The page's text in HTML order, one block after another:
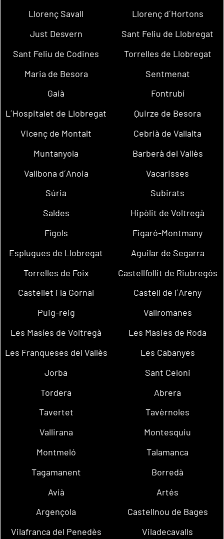
Llorenç Savall
Llorenç d´Hortons
Just Desvern
Sant Feliu de Llobregat
Sant Feliu de Codines
Torrelles de Llobregat
Maria de Besora
Sentmenat
Gaià
Fontrubí
L´Hospitalet de Llobregat
Quirze de Besora
Vicenç de Montalt
Cebrià de Vallalta
Muntanyola
Barberà del Vallès
Vallbona d´Anoia
Vacarisses
Súria
Subirats
Saldes
Hipòlit de Voltregà
Fígols
Figaró-Montmany
Esplugues de Llobregat
Aguilar de Segarra
Torrelles de Foix
Castellfollit de Riubregós
Castellet i la Gornal
Castell de l´Areny
Puig-reig
Vallromanes
Les Masíes de Voltregà
Les Masies de Roda
Les Franqueses del Vallès
Les Cabanyes
Jorba
Sant Celoni
Tordera
Abrera
Tavertet
Tavèrnoles
Vallirana
Montesquiu
Montmeló
Talamanca
Tagamanent
Borredà
Avià
Artés
Argençola
Castellnou de Bages
Vilafranca del Penedès
Viladecavalls